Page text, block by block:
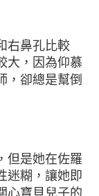
右鼻孔比較
大，因為仰慕
，卻總是幫倒
但是她在佐羅
迷糊，讓她即
心寶貝兒子的